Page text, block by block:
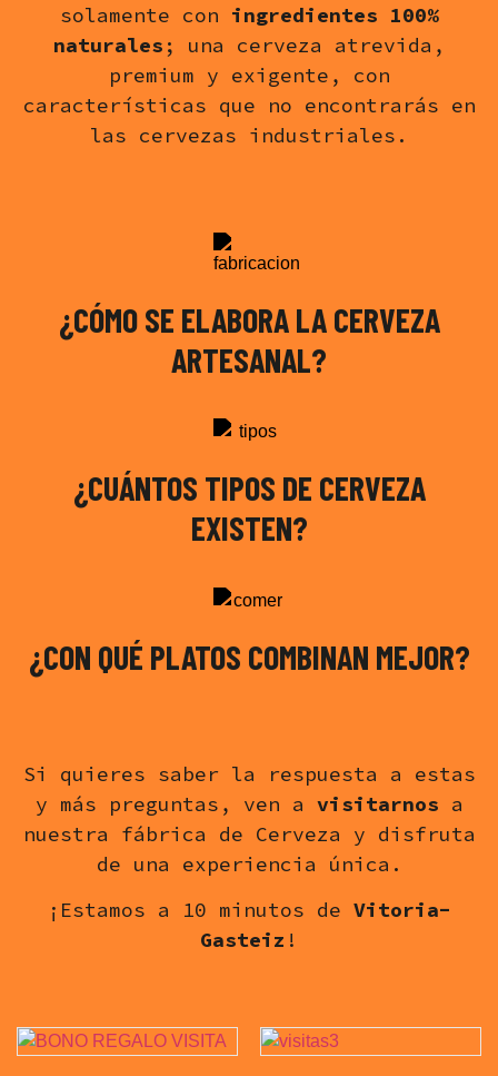
solamente con ingredientes 100%
naturales ; una cerveza atrevida,
premium y exigente, con
características que no encontrarás en
las cervezas industriales.
¿CÓMO SE ELABORA LA CERVEZA
ARTESANAL?
¿CUÁNTOS TIPOS DE CERVEZA
EXISTEN?
¿CON QUÉ PLATOS COMBINAN MEJOR?
Si quieres saber la respuesta a estas
y más preguntas, ven a visitarnos a
nuestra fábrica de Cerveza y disfruta
de una experiencia única.
¡Estamos a 10 minutos de Vitoria-
Gasteiz !